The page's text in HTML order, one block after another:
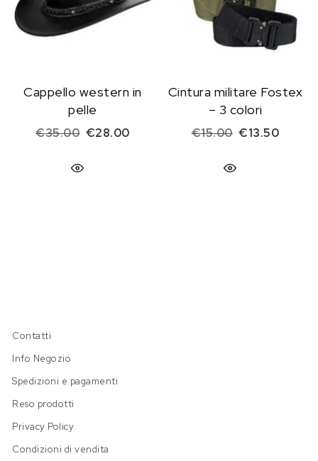
Cappello western in
pelle
€35.00 Il prezzo originale era: €35.00.
€28.00Il prezzo attuale è: €28.00.
Cintura militare Fostex
– 3 colori
€15.00 Il prezzo
€13.50Il
Contatti
Info Negozio
Spedizioni e pagamenti
Reso prodotti
Privacy Policy
Condizioni di vendita